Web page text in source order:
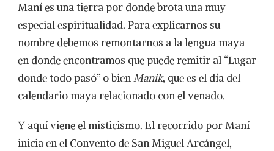
Maní es una tierra por donde brota una muy
especial espiritualidad. Para explicarnos su
nombre debemos remontarnos a la lengua maya
en donde encontramos que puede remitir al “Lugar
donde todo pasó” o bienManik, que es el día del
calendario maya relacionado con el venado.
Y aquí viene el misticismo. El recorrido por Maní
inicia en el Convento de San Miguel Arcángel,